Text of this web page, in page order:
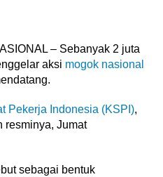
– Sebanyak 2 juta
aksi mogok nasional
Pekerja Indonesia (KSPI),
resminya, Jumat
sebagai bentuk